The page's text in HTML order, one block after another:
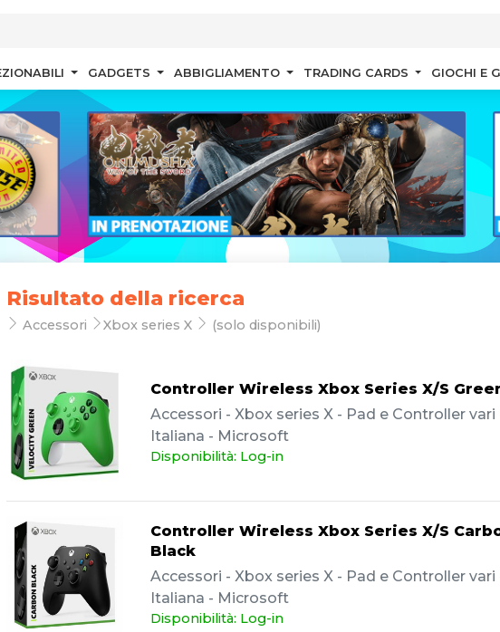
GADGETS ABBIGLIAMENTO TRADING CARDS GIOCHI E
Risultato della ricerca
Accessori Xbox series X (solo disponibili)
Controller Wireless Xbox Series X/S
Accessori - Xbox series X - Pad e Controller vari
Italiana - Microsoft
Disponibilità: Log-in
Controller Wireless Xbox Series X/S
Black
Accessori - Xbox series X - Pad e Controller vari
Italiana - Microsoft
Disponibilità: Log-in